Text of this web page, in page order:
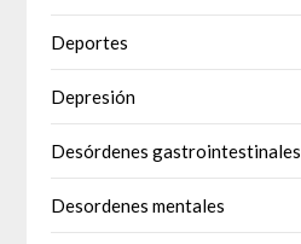
Deportes
Depresión
Desórdenes gastrointestinales
Desordenes mentales